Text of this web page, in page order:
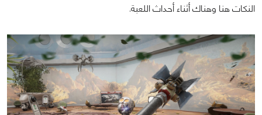
النكات هنا وهناك أثناء أحداث اللعبة.